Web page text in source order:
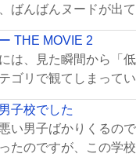
ばんばんヌードが出て
THE MOVIE 2
は、見た瞬間から「
ゴリで観てしまって
子校でした
い男子ばかりくるの
たのですが、この学